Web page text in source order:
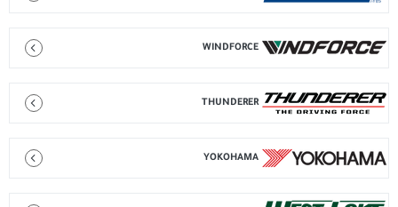
WINDFORCE
THUNDERER
YOKOHAMA